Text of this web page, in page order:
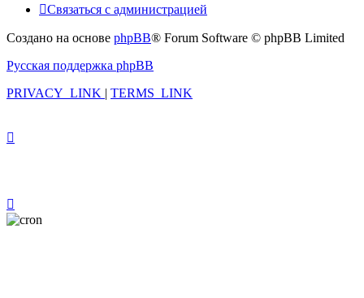
Связаться с администрацией
Создано на основе phpBB® Forum Software © phpBB Limited
Русская поддержка phpBB
PRIVACY_LINK | TERMS_LINK